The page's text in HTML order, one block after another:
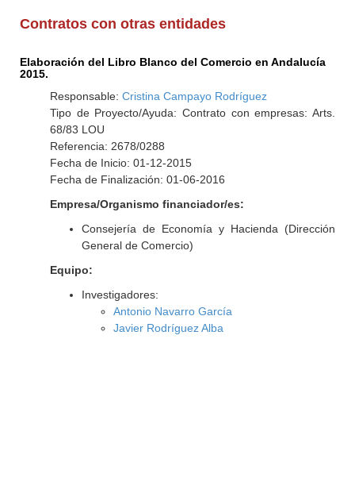
Contratos con otras entidades
Elaboración del Libro Blanco del Comercio en Andalucía
2015.
Responsable: Cristina Campayo Rodríguez
Tipo de Proyecto/Ayuda: Contrato con empresas: Arts.
68/83 LOU
Referencia: 2678/0288
Fecha de Inicio: 01-12-2015
Fecha de Finalización: 01-06-2016
Empresa/Organismo financiador/es:
Consejería de Economía y Hacienda (Dirección
General de Comercio)
Equipo:
Investigadores:
Antonio Navarro García
Javier Rodríguez Alba